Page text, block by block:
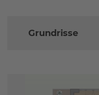
Grundrisse